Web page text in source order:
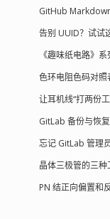
GitHub
告别 UUID？试试
《趣味纸电路》
色环电阻色码对照
让耳机线“打两份
GitLab 备份与恢复
忘记 GitLab 管理
晶体三极管的三种
PN 结正向偏置和